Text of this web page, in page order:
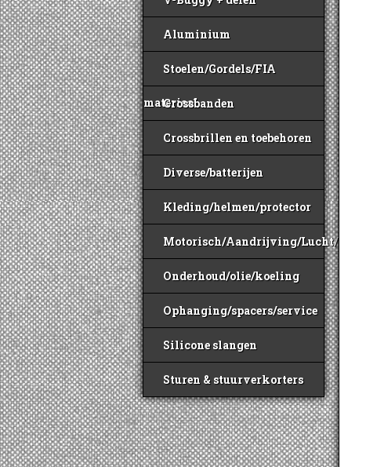
Aluminium
Stoelen/Gordels/FIA
materiaal
Crossbanden
Crossbrillen en toebehoren
Diverse/batterijen
Kleding/helmen/protector
Motorisch/Aandrijving/Lucht/Benzine
Onderhoud/olie/koeling
Ophanging/spacers/service
Silicone slangen
Sturen & stuurverkorters